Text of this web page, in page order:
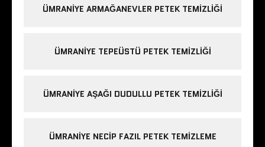
ÜMRANIYE ARMAĞANEVLER PETEK TEMIZLIĞI
ÜMRANIYE TEPEÜSTÜ PETEK TEMIZLIĞI
ÜMRANIYE AŞAĞI DUDULLU PETEK TEMIZLIĞI
ÜMRANIYE NECIP FAZIL PETEK TEMIZLEME